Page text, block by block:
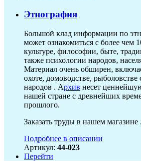
Этнография
Большой клад информации по
может ознакомиться с более чем
культуре, философии, быте,
также психологии народов,
Материал очень обширен,
охоте, домоводстве, рыболовстве
народов . Архив несет
нашей стране с древнейших
прошлого.
Заказать труды в нашем магазине
Подробнее в описании
Артикул: 44-023
Перейти